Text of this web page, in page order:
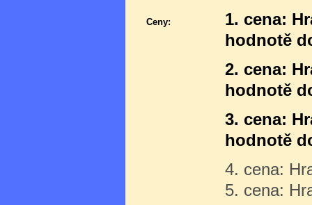
Ceny:
1. cena:
hodnotě
2. cena:
hodnotě
3. cena:
hodnotě
4. cena:
5. cena: